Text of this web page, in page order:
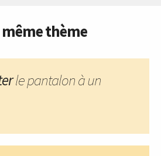
même thème
le pantalon à un